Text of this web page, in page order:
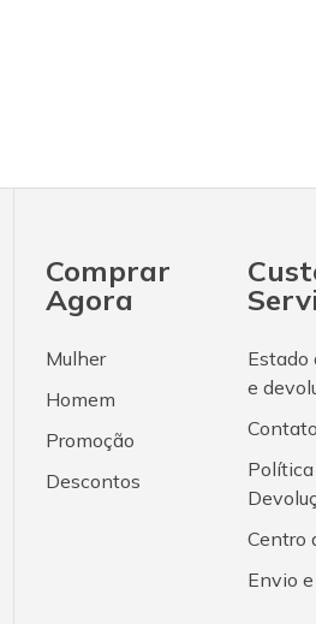
Comprar
Agora
Mulher
Homem
Promoção
Descontos
Estado
e
Contato
Política
Centro
Envio